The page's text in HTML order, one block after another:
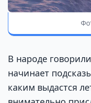
В народе
начинает
каким выдастся